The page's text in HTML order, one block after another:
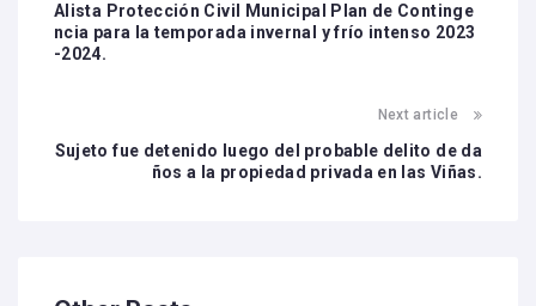
Alista Protección Civil Municipal Plan de Continge
ncia para la temporada invernal y frío intenso 2023
-2024.
Next article
Sujeto fue detenido luego del probable delito de da
ños a la propiedad privada en las Viñas.